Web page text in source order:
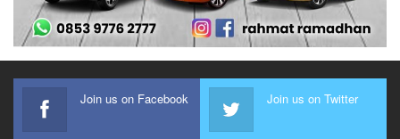
Join us on Facebook Join us on Twitter